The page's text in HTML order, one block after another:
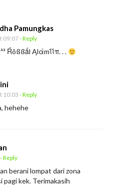
Pamungkas
09:07- Reply
Ŕõßßǻl Ąlάmΐΐπ. . .
10:03- Reply
hehehe
- Reply
berani lompat dari zona
pagi kek. Terimakasih